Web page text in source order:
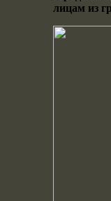
лицам из